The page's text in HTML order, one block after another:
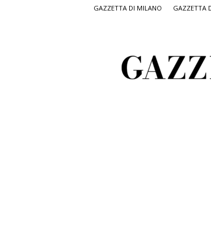
GAZZETTA DI MILANO GAZZETTA